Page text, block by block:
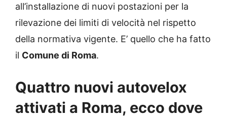
all’installazione di nuovi postazioni per la
rilevazione dei limiti di velocità nel rispetto
della normativa vigente. E’ quello che ha fatto
il Comune di Roma.
Quattro nuovi autovelox
attivati a Roma, ecco dove